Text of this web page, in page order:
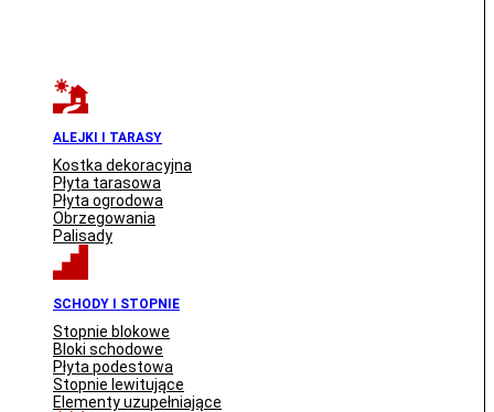
ALEJKI I TARASY
Kostka dekoracyjna
Płyta tarasowa
Płyta ogrodowa
Obrzegowania
Palisady
SCHODY I STOPNIE
Stopnie blokowe
Bloki schodowe
Płyta podestowa
Stopnie lewitujące
Elementy uzupełniające